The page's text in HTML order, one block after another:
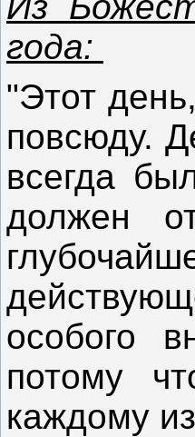
года:
"Этот
повсюду.
всегда
должен
особого
потому
каждому